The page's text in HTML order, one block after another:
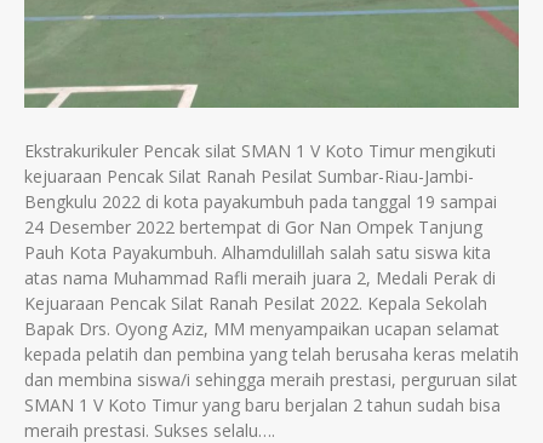
Ekstrakurikuler Pencak silat SMAN 1 V Koto Timur mengikuti
kejuaraan Pencak Silat Ranah Pesilat Sumbar-Riau-Jambi-
Bengkulu 2022 di kota payakumbuh pada tanggal 19 sampai
24 Desember 2022 bertempat di Gor Nan Ompek Tanjung
Pauh Kota Payakumbuh. Alhamdulillah salah satu siswa kita
atas nama Muhammad Rafli meraih juara 2, Medali Perak di
Kejuaraan Pencak Silat Ranah Pesilat 2022. Kepala Sekolah
Bapak Drs. Oyong Aziz, MM menyampaikan ucapan selamat
kepada pelatih dan pembina yang telah berusaha keras melatih
dan membina siswa/i sehingga meraih prestasi, perguruan silat
SMAN 1 V Koto Timur yang baru berjalan 2 tahun sudah bisa
meraih prestasi. Sukses selalu….